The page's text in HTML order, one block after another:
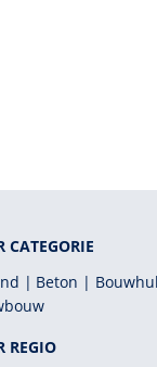
CATEGORIE
Beton
REGIO